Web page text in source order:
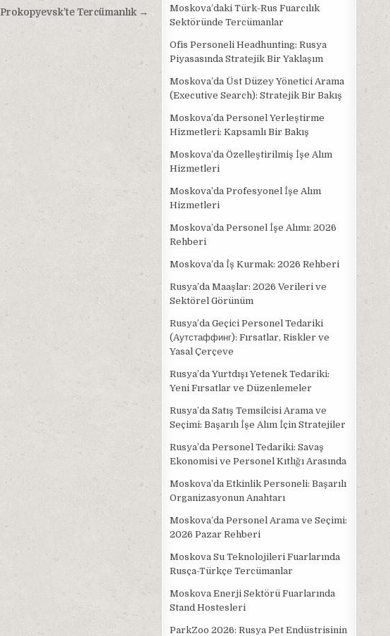
Prokopyevsk’te Tercümanlık →
Moskova’daki Türk-Rus Fuarcılık
Sektöründe Tercümanlar
Ofis Personeli Headhunting: Rusya
Piyasasında Stratejik Bir Yaklaşım
Moskova’da Üst Düzey Yönetici Arama
(Executive Search): Stratejik Bir Bakış
Moskova’da Personel Yerleştirme
Hizmetleri: Kapsamlı Bir Bakış
Moskova’da Özelleştirilmiş İşe Alım
Hizmetleri
Moskova’da Profesyonel İşe Alım
Hizmetleri
Moskova’da Personel İşe Alımı: 2026
Rehberi
Moskova’da İş Kurmak: 2026 Rehberi
Rusya’da Maaşlar: 2026 Verileri ve
Sektörel Görünüm
Rusya’da Geçici Personel Tedariki
(Aутстаффинг): Fırsatlar, Riskler ve
Yasal Çerçeve
Rusya’da Yurtdışı Yetenek Tedariki:
Yeni Fırsatlar ve Düzenlemeler
Rusya’da Satış Temsilcisi Arama ve
Seçimi: Başarılı İşe Alım İçin Stratejiler
Rusya’da Personel Tedariki: Savaş
Ekonomisi ve Personel Kıtlığı Arasında
Moskova’da Etkinlik Personeli: Başarılı
Organizasyonun Anahtarı
Moskova’da Personel Arama ve Seçimi:
2026 Pazar Rehberi
Moskova Su Teknolojileri Fuarlarında
Rusça-Türkçe Tercümanlar
Moskova Enerji Sektörü Fuarlarında
Stand Hostesleri
ParkZoo 2026: Rusya Pet Endüstrisinin